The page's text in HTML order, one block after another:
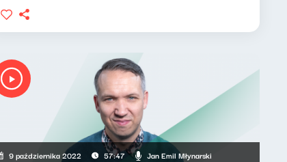
9 października 2022 57:47 Jan Emil Młynarski